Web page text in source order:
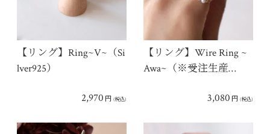
【リング】Ring~V~（Si
lver925）
2,970 円 (税込)
【リング】Wire Ring ~
Awa~（※受注生産…
3,080 円 (税込)